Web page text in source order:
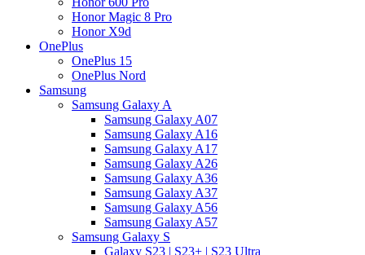
Honor Magic 8 Pro
Honor X9d
OnePlus
OnePlus 15
OnePlus Nord
Samsung
Samsung Galaxy A
Samsung Galaxy A07
Samsung Galaxy A16
Samsung Galaxy A17
Samsung Galaxy A26
Samsung Galaxy A36
Samsung Galaxy A37
Samsung Galaxy A56
Samsung Galaxy A57
Samsung Galaxy S
Galaxy S23 | S23+ | S23 Ultra